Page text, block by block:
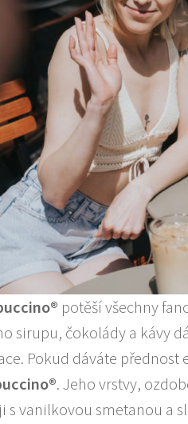
potěší všechny
sirupu, čokolády a kávy
Pokud dáváte
. Jeho vrstvy,
vanilkovou smetanou a